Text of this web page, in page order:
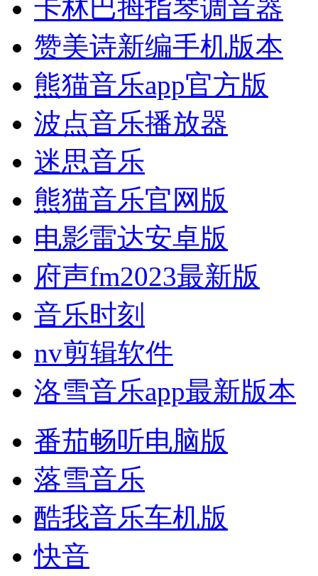
卡林巴拇指琴调音器
赞美诗新编手机版本
熊猫音乐app官方版
波点音乐播放器
迷思音乐
熊猫音乐官网版
电影雷达安卓版
府声fm2023最新版
音乐时刻
nv剪辑软件
洛雪音乐app最新版本
番茄畅听电脑版
落雪音乐
酷我音乐车机版
快音